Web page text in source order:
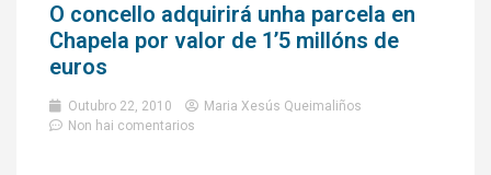
O concello adquirirá unha parcela en
Chapela por valor de 1’5 millóns de
euros
Outubro 22, 2010
Maria Xesús Queimaliños
Non hai comentarios